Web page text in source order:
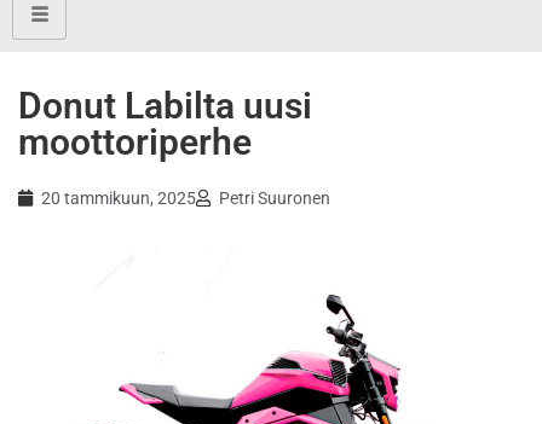
Donut Labilta uusi
moottoriperhe
20 tammikuun, 2025 Petri Suuronen